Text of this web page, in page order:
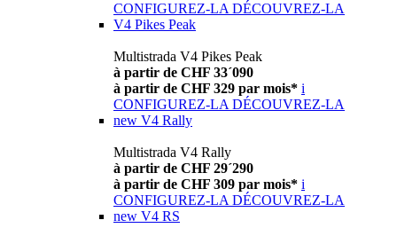
CONFIGUREZ-LA DÉCOUVREZ-LA
V4 Pikes Peak
Multistrada V4 Pikes Peak
à partir de CHF 33´090
à partir de CHF 329 par mois* i
CONFIGUREZ-LA DÉCOUVREZ-LA
new V4 Rally
Multistrada V4 Rally
à partir de CHF 29´290
à partir de CHF 309 par mois* i
CONFIGUREZ-LA DÉCOUVREZ-LA
new V4 RS